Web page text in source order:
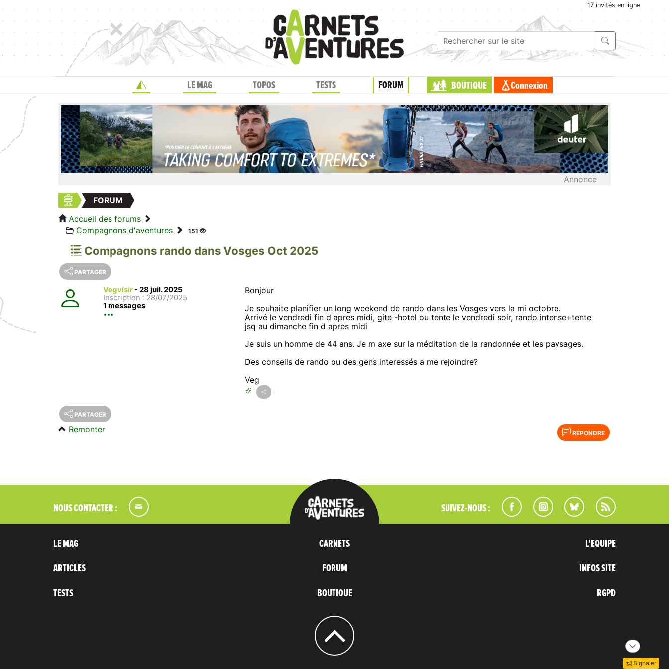
17 invités en ligne
LE MAG TOPOS TESTS FORUM BOUTIQUE Connexion
Annonce
FORUM
Accueil des forums
Compagnons d'aventures
151
Compagnons rando dans Vosges Oct 2025
PARTAGER
Vegvisir - 28 juil. 2025
Inscription : 28/07/2025
1 messages
Bonjour
Je souhaite planifier un long weekend de rando dans les Vosges vers la mi octobre.
Arrivé le vendredi fin d apres midi, gite -hotel ou tente le vendredi soir, rando intense+tente
jsq au dimanche fin d apres midi
Je suis un homme de 44 ans. Je m axe sur la méditation de la randonnée et les paysages.
Des conseils de rando ou des gens interessés a me rejoindre?
Veg
PARTAGER
RÉPONDRE
Remonter
Signaler
NOUS CONTACTER : SUIVEZ-NOUS :
LE MAG
ARTICLES
TESTS
CARNETS
FORUM
BOUTIQUE
L'EQUIPE
INFOS SITE
RGPD